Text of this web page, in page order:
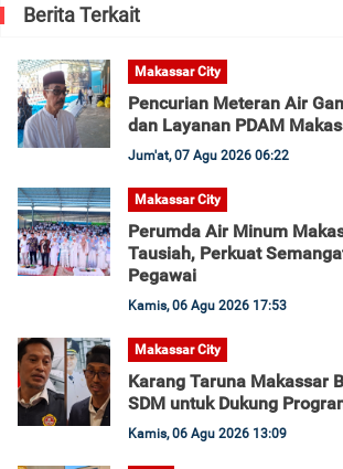
Berita Terkait
Makassar City
Pencurian Meteran Air
dan Layanan PDAM
Jum'at, 07 Agu 2026 06:22
Makassar City
Perumda Air Minum
Tausiah, Perkuat
Pegawai
Kamis, 06 Agu 2026 17:53
Makassar City
Karang Taruna Makassar
SDM untuk Dukung
Kamis, 06 Agu 2026 13:09